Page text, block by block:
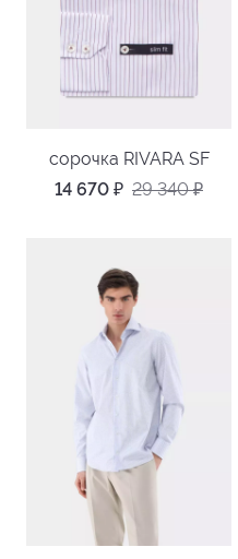
сорочка RIVARA SF
14 670 ₽ 29 340₽